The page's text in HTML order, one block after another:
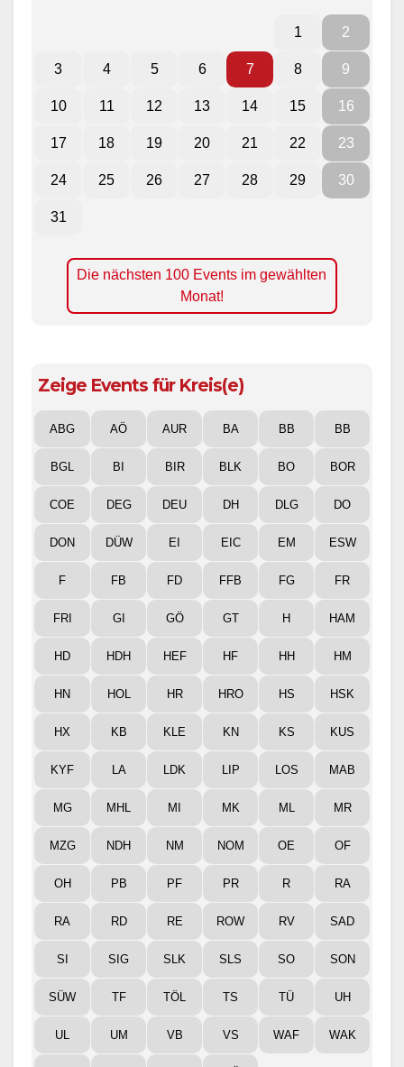
1 2
3 4 5 6 7 8 9
10 11 12 13 14 15 16
17 18 19 20 21 22 23
24 25 26 27 28 29 30
31
Die nächsten 100 Events im gewählten
Monat!
Zeige Events für Kreis(e)
ABG AÖ AUR BA BB BB
BGL BI BIR BLK BO BOR
COE DEG DEU DH DLG DO
DON DÜW EI EIC EM ESW
F FB FD FFB FG FR
FRI GI GÖ GT H HAM
HD HDH HEF HF HH HM
HN HOL HR HRO HS HSK
HX KB KLE KN KS KUS
KYF LA LDK LIP LOS MAB
MG MHL MI MK ML MR
MZG NDH NM NOM OE OF
OH PB PF PR R RA
RA RD RE ROW RV SAD
SI SIG SLK SLS SO SON
SÜW TF TÖL TS TÜ UH
UL UM VB VS WAF WAK